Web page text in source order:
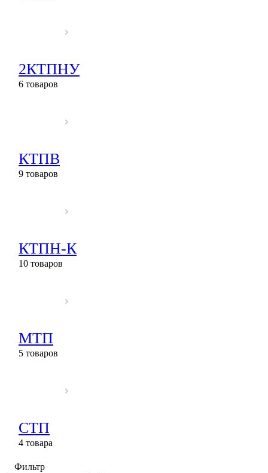
2КТПНУ
6 товаров
КТПВ
9 товаров
КТПН-К
10 товаров
МТП
5 товаров
СТП
4 товара
Фильтр